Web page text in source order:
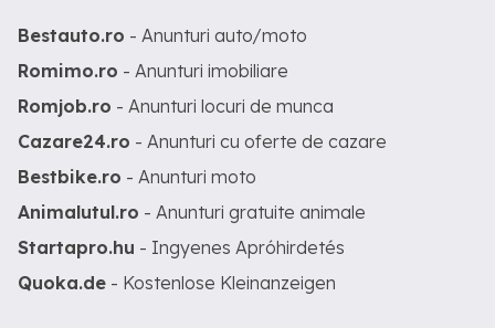
Bestauto.ro - Anunturi auto/moto
Romimo.ro - Anunturi imobiliare
Romjob.ro - Anunturi locuri de munca
Cazare24.ro - Anunturi cu oferte de cazare
Bestbike.ro - Anunturi moto
Animalutul.ro - Anunturi gratuite animale
Startapro.hu - Ingyenes Apróhirdetés
Quoka.de - Kostenlose Kleinanzeigen